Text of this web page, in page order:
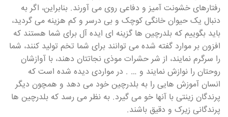
رفتارهای خشونت آمیز و دفاعی روی می آورند. بنابراین، اگر به
دنبال یک حیوان خانگی کوچک و بی درسر و کم هزینه می گردید،
باید بگوییم که بلدرچین ها گزینه ای ایده آل برای شما هستند که
افزون بر موارد گفته شده می توانند برای شما تخم تولید کنند، شما
را سرگرم نمایند، از شر حشرات موذی نجاتتان دهند، با آوازشان
روحتان را نوازش نمایند و … . در مواردی دیده شده است که
انسان آموزش هایی را به بلدرچین خود می دهد و همچون دیگر
پرندگان زینتی با آنها خو می گیرد. به نظر می رسد که بلدرچین ها
پرندگانی زیرک و دقیق باشند.